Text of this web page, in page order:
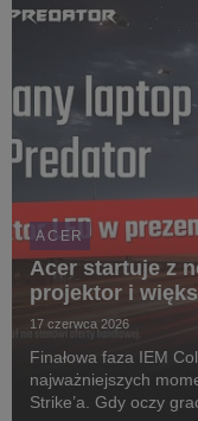
ACER
Acer startuje z
projektor i
17 czerwca 2026
Finałowa faza IEM
najważniejszych
Strike’a. Gdy oczy